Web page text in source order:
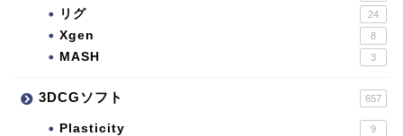
リグ 24
Xgen 8
MASH 3
3DCGソフト 657
Plasticity 9